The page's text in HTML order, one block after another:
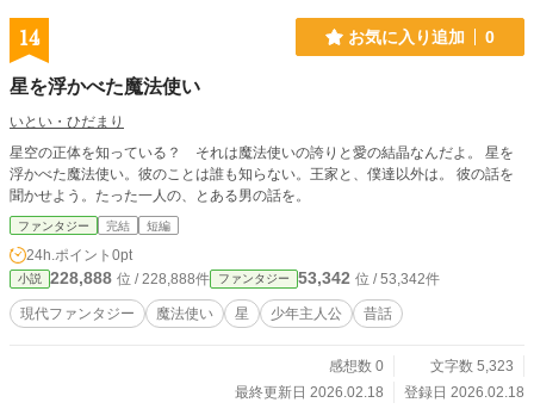
14 お気に入り追加 0
星を浮かべた魔法使い
いとい・ひだまり
星空の正体を知っている？ それは魔法使いの誇りと愛の結晶なんだよ。 星を
浮かべた魔法使い。彼のことは誰も知らない。王家と、僕達以外は。 彼の話を
聞かせよう。たった一人の、とある男の話を。
ファンタジー 完結 短編
24h.ポイント 0pt
小説 228,888 位 / 228,888件 ファンタジー 53,342 位 / 53,342件
現代ファンタジー 魔法使い 星 少年主人公 昔話
感想数 0
文字数 5,323
最終更新日 2026.02.18
登録日 2026.02.18